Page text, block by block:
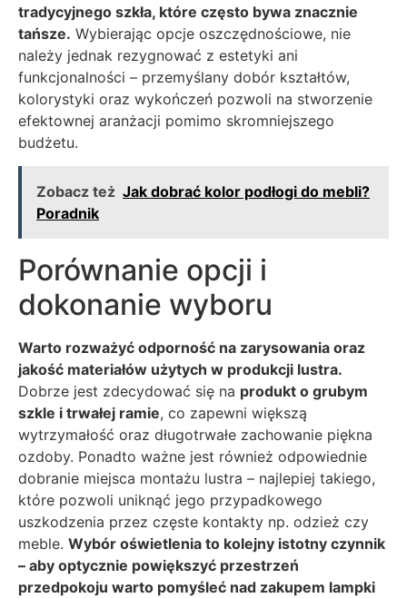
tradycyjnego szkła, które często bywa znacznie
tańsze. Wybierając opcje oszczędnościowe, nie
należy jednak rezygnować z estetyki ani
funkcjonalności – przemyślany dobór kształtów,
kolorystyki oraz wykończeń pozwoli na stworzenie
efektownej aranżacji pomimo skromniejszego
budżetu.
Zobacz też Jak dobrać kolor podłogi do mebli?
Poradnik
Porównanie opcji i
dokonanie wyboru
Warto rozważyć odporność na zarysowania oraz
jakość materiałów użytych w produkcji lustra.
Dobrze jest zdecydować się na produkt o grubym
szkle i trwałej ramie, co zapewni większą
wytrzymałość oraz długotrwałe zachowanie piękna
ozdoby. Ponadto ważne jest również odpowiednie
dobranie miejsca montażu lustra – najlepiej takiego,
które pozwoli uniknąć jego przypadkowego
uszkodzenia przez częste kontakty np. odzież czy
meble. Wybór oświetlenia to kolejny istotny czynnik
– aby optycznie powiększyć przestrzeń
przedpokoju warto pomyśleć nad zakupem lampki